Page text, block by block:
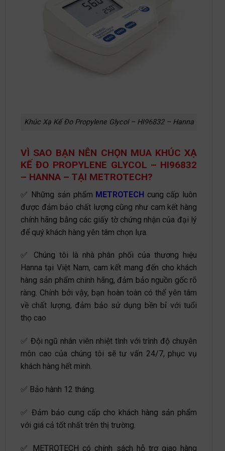
Khúc Xạ Kế Đo Propylene Glycol – HI96832 – Hanna
VÌ SAO BẠN NÊN CHỌN MUA KHÚC XẠ
KẾ ĐO PROPYLENE GLYCOL – HI96832
– HANNA – TẠI METROTECH?
✅ Những sản phẩm METROTECH cung cấp luôn
được đảm bảo chất lượng cũng như cam kết hàng
chính hãng bằng các giấy tờ chứng nhận của đại lý
để quý khách hàng yên tâm chọn lựa.
✅ Chúng tôi là nhà phân phối của thương hiệu
Hanna tại Việt Nam, cam kết mang đến cho khách
hàng sản phẩm chính hãng, đảm bảo nguồn gốc rõ
ràng. Chính bởi vậy, bạn hoàn toàn có thể yên tâm
về chất lượng, đảm bảo sử dụng bền bỉ với tuổi
thọ cao.
✅ Đội ngũ nhân viên nhiệt tình với trình độ chuyên
môn cao của chúng tôi sẽ tư vấn 24/7, phục vụ
khách hàng hết mình.
✅ Bảo hành 12 tháng.
✅ Đảm bảo cung cấp cho khách hàng sản phẩm
với giá cả tốt nhất trên thị trường.
✅ METROTECH có chính sách hỗ trợ giao hàng